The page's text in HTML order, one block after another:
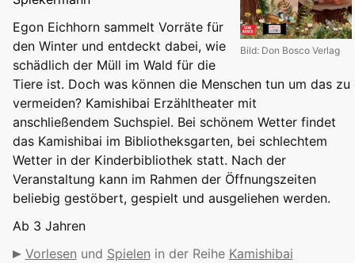
Bild: Don Bosco Verlag
Egon Eichhorn sammelt Vorräte für
den Winter und entdeckt dabei, wie
schädlich der Müll im Wald für die
Tiere ist. Doch was können die Menschen tun um das zu
vermeiden? Kamishibai Erzähltheater mit
anschließendem Suchspiel. Bei schönem Wetter findet
das Kamishibai im Bibliotheksgarten, bei schlechtem
Wetter in der Kinderbibliothek statt. Nach der
Veranstaltung kann im Rahmen der Öffnungszeiten
beliebig gestöbert, gespielt und ausgeliehen werden.
Ab 3 Jahren
Vorlesen und Spielen in der Reihe Kamishibai